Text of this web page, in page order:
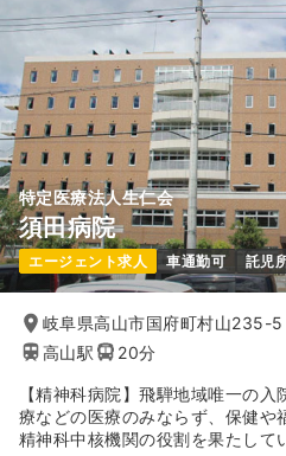
万円/月 賞与
※一例
8:15～17:15
年間休日125日
4週8休以上
月給40万円以上可
気になる
特定医療法人生仁会
須田病院
エージェント求人 車通勤可 託児
岐阜県高山市国府町村山235-5
高山駅
20分
【精神科病院】飛騨地域唯一の
療などの医療のみならず、保健や
精神科中核機関の役割を果たして